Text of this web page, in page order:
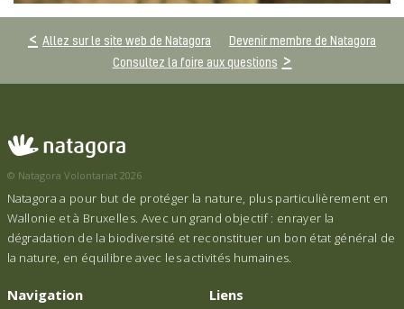
Allez sur le site web de Natagora
Devenir membre de Natagora
Consultez la foire aux questions
© Natagora Volontariat 2026
Natagora a pour but de protéger la nature, plus particulièrement en
Wallonie et à Bruxelles. Avec un grand objectif : enrayer la
dégradation de la biodiversité et reconstituer un bon état général de
la nature, en équilibre avec les activités humaines.
Navigation
Liens